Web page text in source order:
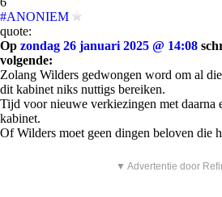
#ANONIEM
quote:
Op zondag 26 januari 2025 @ 14:08
volgende:
Zolang Wilders gedwongen word om al
dit kabinet niks nuttigs bereiken.
Tijd voor nieuwe verkiezingen met daarna
kabinet.
Of Wilders moet geen dingen beloven die
▼ Advertentie door